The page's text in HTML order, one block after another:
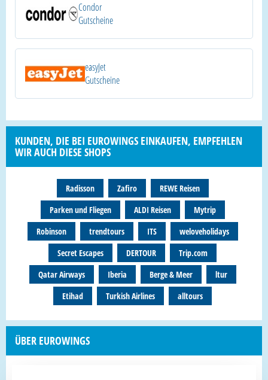
Condor
Gutscheine
easyJet
Gutscheine
KUNDEN, DIE BEI EUROWINGS EINKAUFEN, EMPFEHLEN
WIR AUCH DIESE SHOPS
Radisson Zafiro
REWE Reisen
Parken und Fliegen
ALDI Reisen
Mytrip
Robinson
trendtours ITS
weloveholidays
Secret Escapes
DERTOUR
Trip.com
Qatar Airways
Iberia Berge & Meer
ltur
Etihad
Turkish Airlines alltours
ÜBER EUROWINGS